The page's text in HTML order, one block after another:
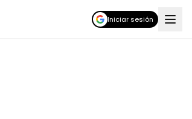
Iniciar sesión